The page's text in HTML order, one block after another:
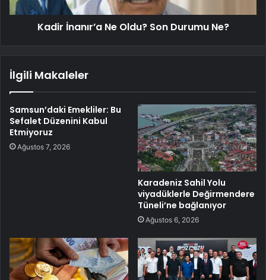
Kadir İnanır’a Ne Oldu? Son Durumu Ne?
İlgili Makaleler
Samsun’daki Emekliler: Bu
Sefalet Düzenini Kabul
Etmiyoruz
Ağustos 7, 2026
Karadeniz Sahil Yolu
viyadüklerle Değirmendere
Tüneli’ne bağlanıyor
Ağustos 6, 2026